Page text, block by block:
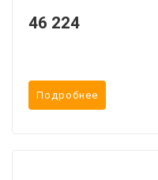
46 224
Подробнее